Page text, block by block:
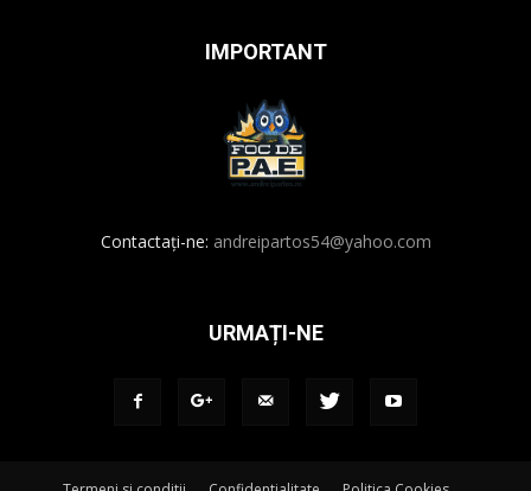
IMPORTANT
Contactați-ne: andreipartos54@yahoo.com
URMAȚI-NE